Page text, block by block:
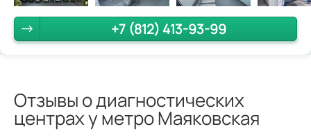
+7 (812) 413-93-99
Отзывы о диагностических
центрах у метро Маяковская